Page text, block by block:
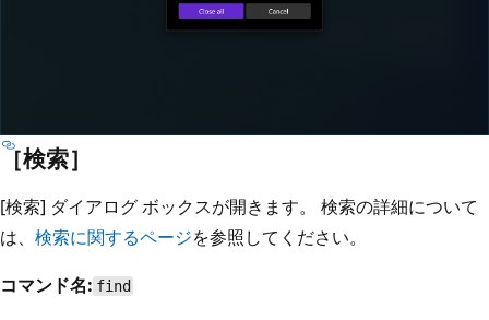
［検索］
[検索] ダイアログ ボックスが開きます。 検索の詳細について
は、 検索に関するページを参照してください。
コマンド名: find